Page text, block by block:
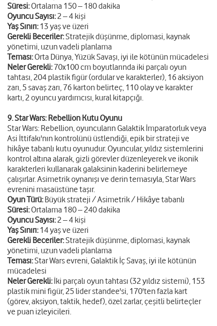
Süresi:Ortalama 150 – 180 dakika
Oyuncu Sayısı:2 – 4 kişi
Yaş Sınırı:13 yaş ve üzeri
Gerekli Beceriler:Stratejik düşünme, diplomasi, kaynak
yönetimi, uzun vadeli planlama
Teması:Orta Dünya, Yüzük Savaşı, iyi ile kötünün mücadelesi
Neler Gerekli:70x100 cm boyutlarında iki parçalı oyun
tahtası, 204 plastik figür (ordular ve karakterler), 16 aksiyon
zarı, 5 savaş zarı, 76 karton belirteç, 110 olay ve karakter
kartı, 2 oyuncu yardımcısı, kural kitapçığı.
9. Star Wars: Rebellion Kutu Oyunu
Star Wars: Rebellion, oyuncuların Galaktik İmparatorluk veya
Asi İttifakı'nın kontrolünü üstlendiği, epik bir strateji ve
hikâye tabanlı kutu oyunudur. Oyuncular, yıldız sistemlerini
kontrol altına alarak, gizli görevler düzenleyerek ve ikonik
karakterleri kullanarak galaksinin kaderini belirlemeye
çalışırlar. Asimetrik oynanışı ve derin temasıyla, Star Wars
evrenini masaüstüne taşır.
Oyun Türü:Büyük strateji / Asimetrik / Hikâye tabanlı
Süresi:Ortalama 180 – 240 dakika
Oyuncu Sayısı:2 – 4 kişi
Yaş Sınırı:14 yaş ve üzeri
Gerekli Beceriler:Stratejik düşünme, diplomasi, kaynak
yönetimi, uzun vadeli planlama
Teması:Star Wars evreni, Galaktik İç Savaş, iyi ile kötünün
mücadelesi
Neler Gerekli:İki parçalı oyun tahtası (32 yıldız sistemi), 153
plastik mini figür, 25 lider standee'si, 170'ten fazla kart
(görev, aksiyon, taktik, hedef), özel zarlar, çeşitli belirteçler
ve puan izleyicileri.